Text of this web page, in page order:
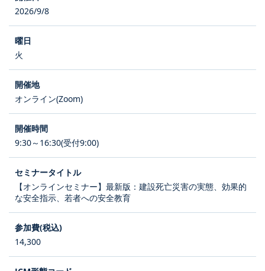
2026/9/8
火
オンライン(Zoom)
9:30～16:30(受付9:00)
【オンラインセミナー】最新版：建設死亡災害の実態、効果的
な安全指示、若者への安全教育
14,300